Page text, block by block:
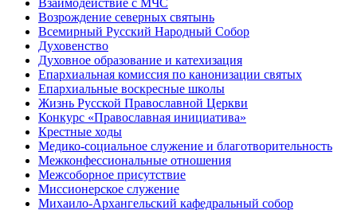
Возрождение северных святынь
Всемирный Русский Народный Собор
Духовенство
Духовное образование и катехизация
Епархиальная комиссия по канонизации святых
Епархиальные воскресные школы
Жизнь Русской Православной Церкви
Конкурс «Православная инициатива»
Крестные ходы
Медико-социальное служение и благотворительность
Межконфессиональные отношения
Межсоборное присутствие
Миссионерское служение
Михаило-Архангельский кафедральный собор